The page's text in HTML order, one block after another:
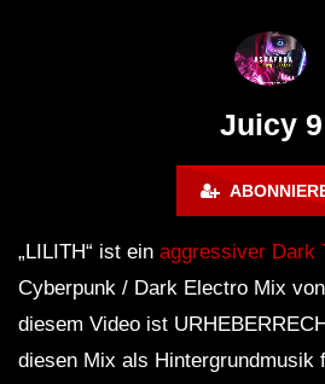
Juicy 9
„LILITH“ ist ein aggressiver Dark
Cyberpunk / Dark Electro Mix
diesem Video ist
diesen Mix als Hintergrundmusik